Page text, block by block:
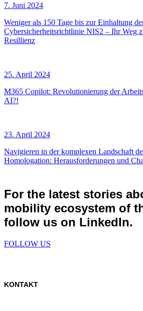
7. Juni 2024
Weniger als 150 Tage bis zur Einhaltung
Cybersicherheitsrichtlinie NIS2 – Ihr Weg
Resillienz
25. April 2024
M365 Copilot: Revolutionierung der
AI?!
23. April 2024
Navigieren in der komplexen Landschaft
Homologation: Herausforderungen und
For the latest stories
mobility ecosystem of
follow us on LinkedIn.
FOLLOW US
KONTAKT